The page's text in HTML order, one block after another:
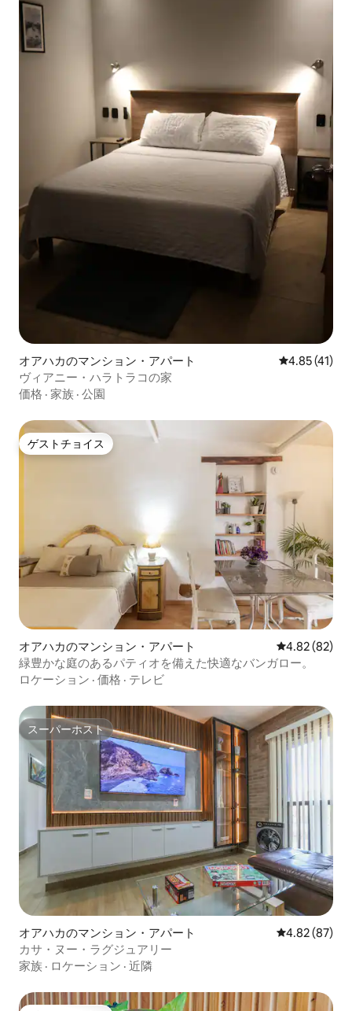
オアハカのマンション・アパート レビュー41
4.85 (41)
ヴィアニー・ハラトラコの家
価格 · 家族 · 公園
ゲストチョイス
ゲストチョイス
オアハカのマンション・アパート レビュー82
4.82 (82)
緑豊かな庭のあるパティオを備えた快適なバンガロー。
ロケーション · 価格 · テレビ
スーパーホスト
スーパーホスト
オアハカのマンション・アパート レビュー87
4.82 (87)
カサ・ヌー・ラグジュアリー
家族 · ロケーション · 近隣